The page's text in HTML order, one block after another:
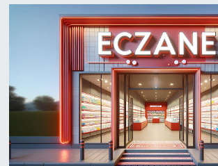
Son Dakika Haberleri
Haber Arşivi